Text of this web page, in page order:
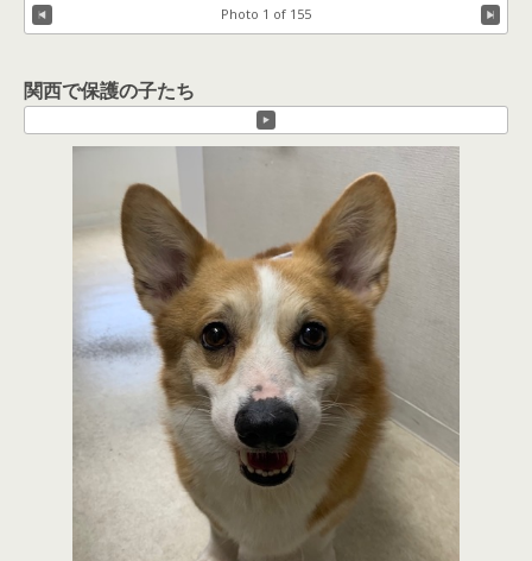
Photo 1 of 155
関西で保護の子たち